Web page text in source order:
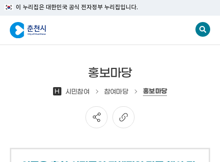
이 누리집은 대한민국 공식 전자정부 누리집입니다.
홍보마당
H 시민참여 참여마당 홍보마당